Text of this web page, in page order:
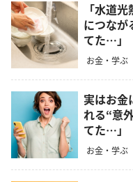
「水道
につなが
てた…」
お金・学ぶ
実はお金
れる“意
てた…」
お金・学ぶ